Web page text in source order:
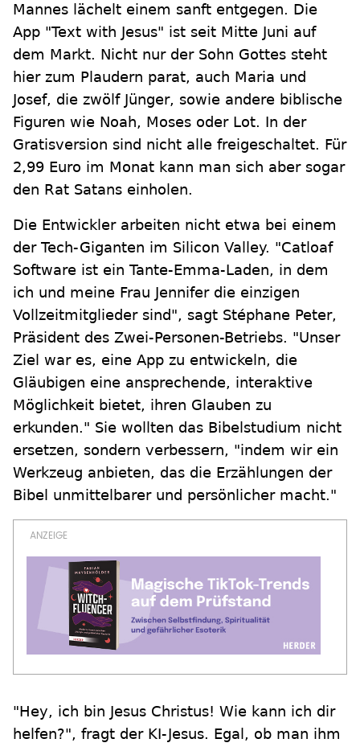
Mannes lächelt einem sanft entgegen. Die
App "Text with Jesus" ist seit Mitte Juni auf
dem Markt. Nicht nur der Sohn Gottes steht
hier zum Plaudern parat, auch Maria und
Josef, die zwölf Jünger, sowie andere biblische
Figuren wie Noah, Moses oder Lot. In der
Gratisversion sind nicht alle freigeschaltet. Für
2,99 Euro im Monat kann man sich aber sogar
den Rat Satans einholen.
Die Entwickler arbeiten nicht etwa bei einem
der Tech-Giganten im Silicon Valley. "Catloaf
Software ist ein Tante-Emma-Laden, in dem
ich und meine Frau Jennifer die einzigen
Vollzeitmitglieder sind", sagt Stéphane Peter,
Präsident des Zwei-Personen-Betriebs. "Unser
Ziel war es, eine App zu entwickeln, die
Gläubigen eine ansprechende, interaktive
Möglichkeit bietet, ihren Glauben zu
erkunden." Sie wollten das Bibelstudium nicht
ersetzen, sondern verbessern, "indem wir ein
Werkzeug anbieten, das die Erzählungen der
Bibel unmittelbarer und persönlicher macht."
"Hey, ich bin Jesus Christus! Wie kann ich dir
helfen?", fragt der KI-Jesus. Egal, ob man ihm